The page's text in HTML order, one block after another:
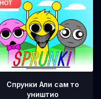
Спрунки Али сам то
уништио